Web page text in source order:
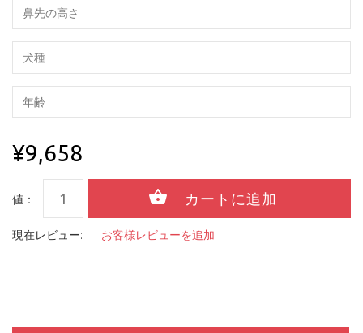
¥9,658
値：
現在レビュー: お客様レビューを追加